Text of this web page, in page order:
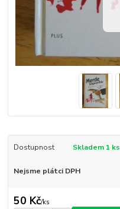
Dostupnost Skladem 1 ks
Nejsme plátci DPH
50 Kč/ks